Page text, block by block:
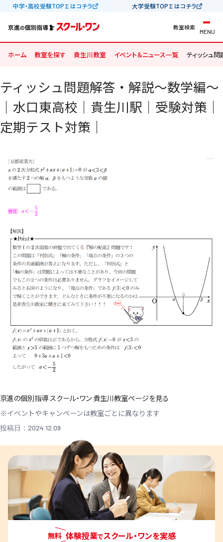
中学・高校受験TOP∑はコチラ 大学受験TOP∑はコチラ
教室検索
MENU
ホーム 教室を探す 貴生川教室 イベント＆ニュース一覧 ティッシュ
ティッシュ問題解答・解説～数学編～
｜水口東高校｜貴生川駅｜受験対策｜
定期テスト対策｜
京進の個別指導 スクール・ワン 貴生川教室ページを見る
※イベントやキャンペーンは教室ごとに異なります
投稿日：2024.12.09
無料 体験授業でスクール・ワンを実感